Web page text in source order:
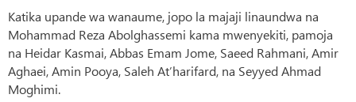
Katika upande wa wanaume, jopo la majaji linaundwa na
Mohammad Reza Abolghassemi kama mwenyekiti, pamoja
na Heidar Kasmai, Abbas Emam Jome, Saeed Rahmani, Amir
Aghaei, Amin Pooya, Saleh At’harifard, na Seyyed Ahmad
Moghimi.